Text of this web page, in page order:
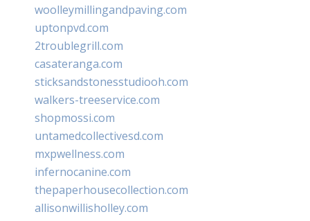
woolleymillingandpaving.com
uptonpvd.com
2troublegrill.com
casateranga.com
sticksandstonesstudiooh.com
walkers-treeservice.com
shopmossi.com
untamedcollectivesd.com
mxpwellness.com
infernocanine.com
thepaperhousecollection.com
allisonwillisholley.com